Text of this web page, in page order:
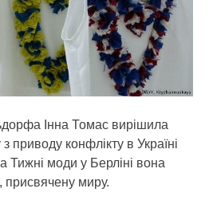
Інна Томас вирішила
приводу конфлікту в Україні
Тижні моди у Берліні вона
присвячену миру.